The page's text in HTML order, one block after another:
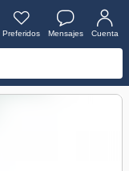
Preferidos Mensajes Cuenta